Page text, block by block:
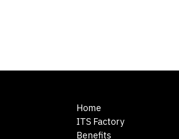
Home
ITS Factory
Benefits